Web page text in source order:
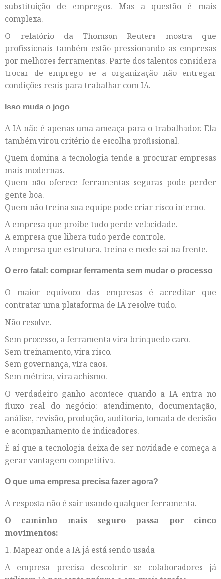
substituição de empregos. Mas a questão é mais
complexa.
O relatório da Thomson Reuters mostra que
profissionais também estão pressionando as empresas
por melhores ferramentas. Parte dos talentos considera
trocar de emprego se a organização não entregar
condições reais para trabalhar com IA.
Isso muda o jogo.
A IA não é apenas uma ameaça para o trabalhador. Ela
também virou critério de escolha profissional.
Quem domina a tecnologia tende a procurar empresas
mais modernas.
Quem não oferece ferramentas seguras pode perder
gente boa.
Quem não treina sua equipe pode criar risco interno.
A empresa que proíbe tudo perde velocidade.
A empresa que libera tudo perde controle.
A empresa que estrutura, treina e mede sai na frente.
O erro fatal: comprar ferramenta sem mudar o processo
O maior equívoco das empresas é acreditar que
contratar uma plataforma de IA resolve tudo.
Não resolve.
Sem processo, a ferramenta vira brinquedo caro.
Sem treinamento, vira risco.
Sem governança, vira caos.
Sem métrica, vira achismo.
O verdadeiro ganho acontece quando a IA entra no
fluxo real do negócio: atendimento, documentação,
análise, revisão, produção, auditoria, tomada de decisão
e acompanhamento de indicadores.
É aí que a tecnologia deixa de ser novidade e começa a
gerar vantagem competitiva.
O que uma empresa precisa fazer agora?
A resposta não é sair usando qualquer ferramenta.
O caminho mais seguro passa por cinco
movimentos:
1. Mapear onde a IA já está sendo usada
A empresa precisa descobrir se colaboradores já